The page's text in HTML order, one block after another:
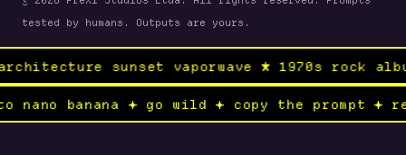
vaporwave ★ 1970s rock album ×
to nano banana ✦ go wild ✦ copy the
tested by humans. Outputs are yours.